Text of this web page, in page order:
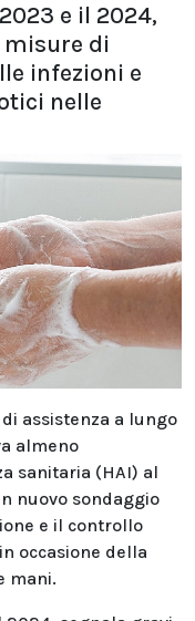
e il 2024,
di
infezioni e
nelle
assistenza a lungo
almeno
sanitaria (HAI) al
nuovo sondaggio
e il controllo
occasione della
mani.